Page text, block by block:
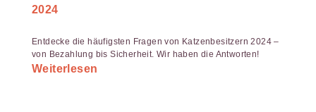
2024
Entdecke die häufigsten Fragen von Katzenbesitzern 2024 –
von Bezahlung bis Sicherheit. Wir haben die Antworten!
Weiterlesen